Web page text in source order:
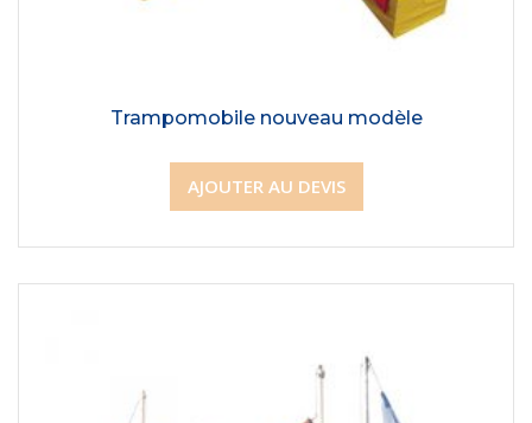
Trampomobile nouveau modèle
AJOUTER AU DEVIS